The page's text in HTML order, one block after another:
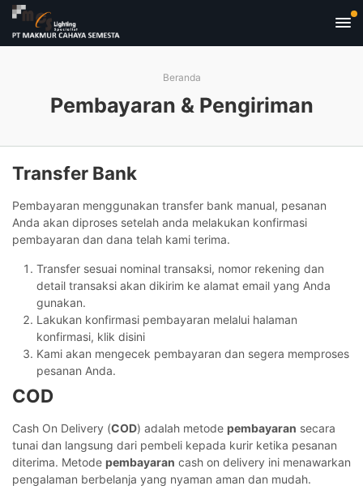
Beranda
Pembayaran & Pengiriman
Transfer Bank
Pembayaran menggunakan transfer bank manual, pesanan
Anda akan diproses setelah anda melakukan konfirmasi
pembayaran dan dana telah kami terima.
Transfer sesuai nominal transaksi, nomor rekening dan
detail transaksi akan dikirim ke alamat email yang Anda
gunakan.
Lakukan konfirmasi pembayaran melalui halaman
konfirmasi, klik disini
Kami akan mengecek pembayaran dan segera memproses
pesanan Anda.
COD
Cash On Delivery (COD) adalah metode pembayaran secara
tunai dan langsung dari pembeli kepada kurir ketika pesanan
diterima. Metode pembayaran cash on delivery ini menawarkan
pengalaman berbelanja yang nyaman aman dan mudah.